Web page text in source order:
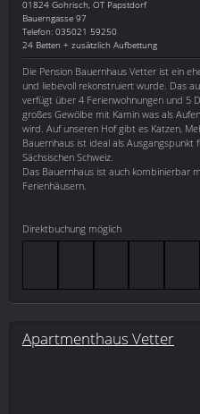
01824 Gohrisch, OT Papstdorf
Bauerngasse 97
Telefon: 035021 59250
24 Betten + zusätzlich Aufbettung
Die Pension Bauernhaus Vetter ist ein
und liebevoll rekonstruiert wurde. Das
verfügt über 4 Ferienwohnungen und 5
großes Gewölbe mit Kamin was als
wird. Auf unseren Hof gibt es Katzen,
Bauernhaus ist ideal als
Sächsischen Schweiz.
Das Bauernhaus ist auch kombinierbar
Ferienhäusern.
Direktbuchung möglich
Apartmenthaus Vetter